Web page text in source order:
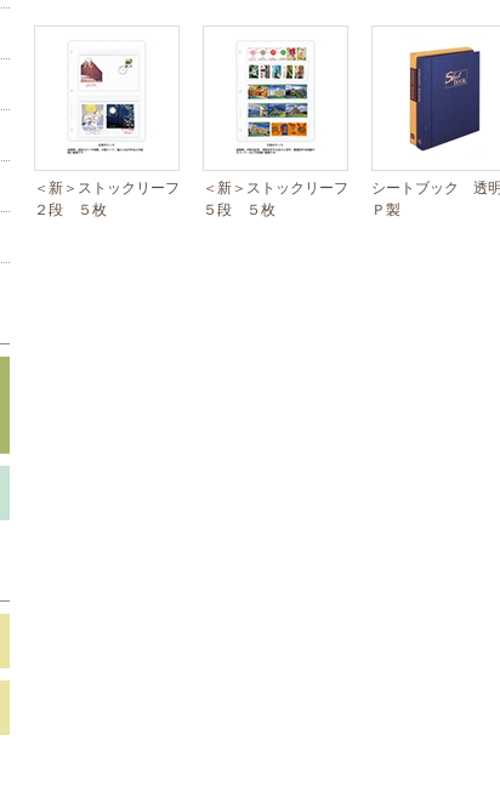
＜新＞ストックリーフ
２段 ５枚
＜新＞ストックリーフ
５段 ５枚
シートブック 透
Ｐ製